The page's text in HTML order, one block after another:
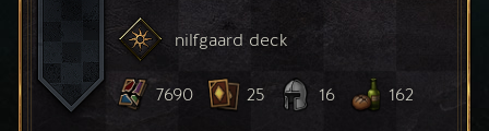
nilfgaard deck
7690 25 16 162